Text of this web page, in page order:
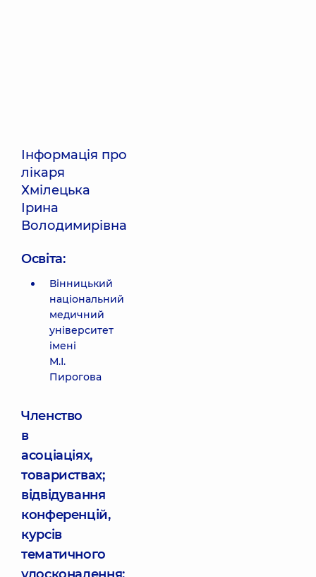
Інформація про
лікаря
Хмілецька
Ірина
Володимирівна
Освіта:
Вінницький
національний
медичний
університет
імені
М.І.
Пирогова
Членство
в
асоціаціях,
товариствах;
відвідування
конференцій,
курсів
тематичного